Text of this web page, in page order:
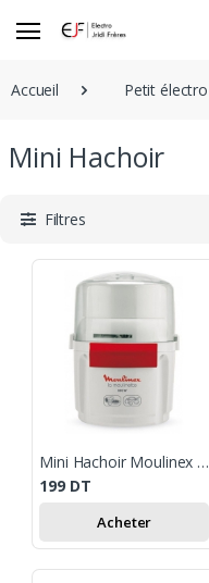
Accueil Petit électro
Mini Hachoir
Filtres
Mini Hachoir Moulinex Moulinette / Blanc
199 DT
Acheter